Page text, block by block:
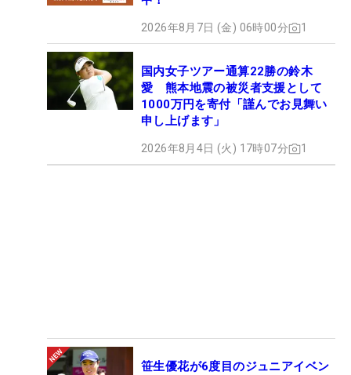
2026年8月7日 (金) 06時00分 1
国内女子ツアー通算22勝の鈴木
愛 熊本地震の被災者支援として
1000万円を寄付「謹んでお見舞い
申し上げます」
2026年8月4日 (火) 17時07分 1
笹生優花が6度目のジュニアイベン